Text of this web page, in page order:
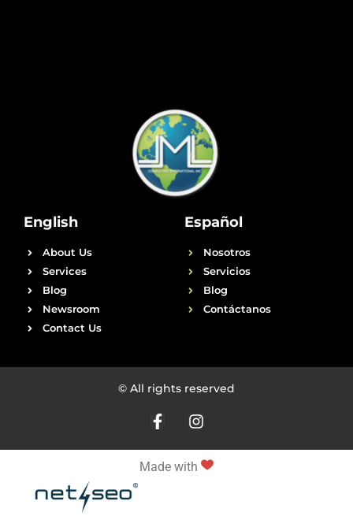
English
About Us
Services
Blog
Newsroom
Contact Us
Español
Nosotros
Servicios
Blog
Contáctanos
© All rights reserved
Made with